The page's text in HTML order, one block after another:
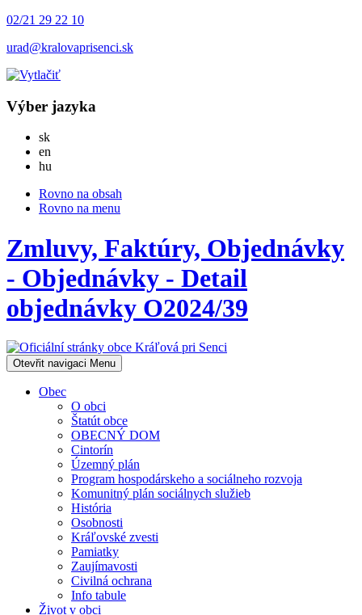
02/21 29 22 10
urad@kralovaprisenci.sk
Výber jazyka
skSlovensky
en
hu
Rovno na obsah
Rovno na menu
Zmluvy, Faktúry, Objednávky
- Objednávky - Detail
objednávky O2024/39
Otevřit navigaci Menu
Obec
O obci
Štatút obce
OBECNÝ DOM
Cintorín
Územný plán
Program hospodárskeho a sociálneho rozvoja
Komunitný plán sociálnych služieb
História
Osobnosti
Kráľovské zvesti
Pamiatky
Zaujímavosti
Civilná ochrana
Info tabule
Život v obci